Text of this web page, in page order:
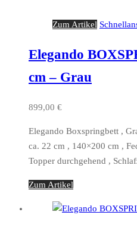
Zum Artikel
Elegando
cm – Grau
899,00 €
Elegando Boxspringbett ,
ca. 22 cm , 140×200 cm ,
Topper durchgehend ,
Zum Artikel